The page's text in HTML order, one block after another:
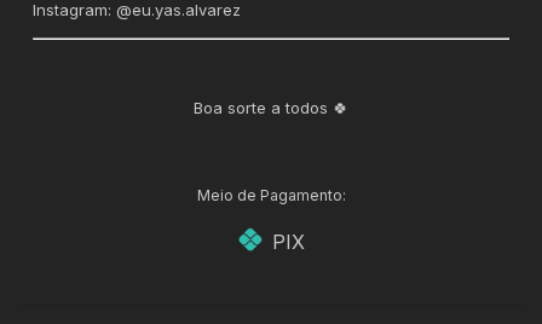
Instagram: @eu.yas.alvarez
Boa sorte a todos 🍀
Meio de Pagamento:
PIX